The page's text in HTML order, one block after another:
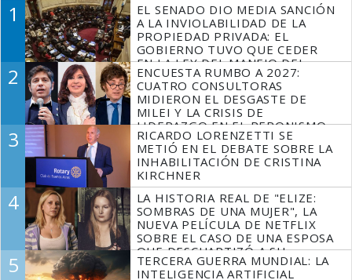
1
EL SENADO DIO MEDIA SANCIÓN
A LA INVIOLABILIDAD DE LA
PROPIEDAD PRIVADA: EL
GOBIERNO TUVO QUE CEDER
EN LA LEY DEL MANEJO DEL
FUEGO
2
ENCUESTA RUMBO A 2027:
CUATRO CONSULTORAS
MIDIERON EL DESGASTE DE
MILEI Y LA CRISIS DE
LIDERAZGO EN EL PERONISMO
3
RICARDO LORENZETTI SE
METIÓ EN EL DEBATE SOBRE LA
INHABILITACIÓN DE CRISTINA
KIRCHNER
4
LA HISTORIA REAL DE "ELIZE:
SOMBRAS DE UNA MUJER", LA
NUEVA PELÍCULA DE NETFLIX
SOBRE EL CASO DE UNA ESPOSA
QUE DESCUARTIZÓ A SU
MARIDO
5
TERCERA GUERRA MUNDIAL: LA
INTELIGENCIA ARTIFICIAL